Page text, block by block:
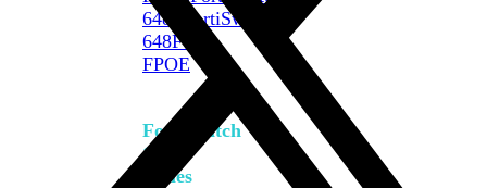
648F
FortiSwitch
648F-
FPOE
FortiSwitch
1000
Series